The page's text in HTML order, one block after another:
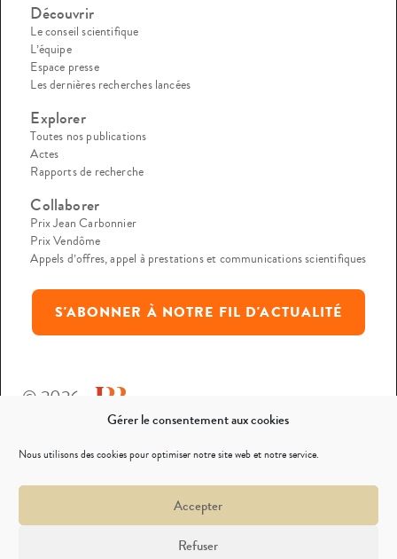
Gérer le consentement aux cookies
Nous utilisons des cookies pour optimiser notre site web et notre service.
Accepter
Refuser
Découvrir
Le conseil scientifique
L’équipe
Espace presse
Les dernières recherches lancées
Explorer
Toutes nos publications
Actes
Rapports de recherche
Collaborer
Prix Jean Carbonnier
Prix Vendôme
Appels d’offres, appel à prestations et communications scientifiques
S'ABONNER À NOTRE FIL D'ACTUALITÉ
© 2026